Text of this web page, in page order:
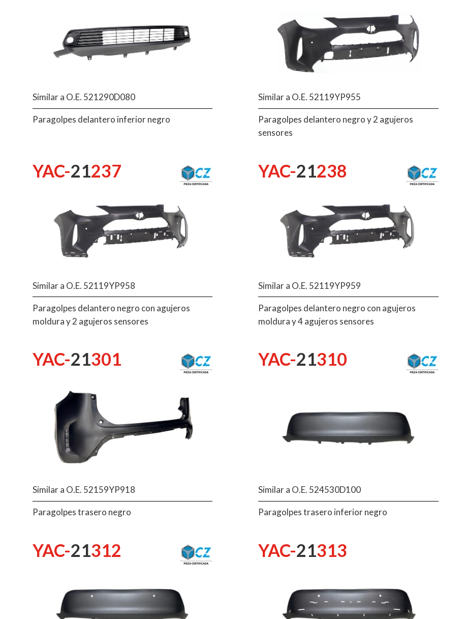
Similar a O.E. 521290D080
Paragolpes delantero inferior negro
Similar a O.E. 52119YP955
Paragolpes delantero negro y 2 agujeros
sensores
YAC-21237
Similar a O.E. 52119YP958
Paragolpes delantero negro con agujeros
moldura y 2 agujeros sensores
YAC-21238
Similar a O.E. 52119YP959
Paragolpes delantero negro con agujeros
moldura y 4 agujeros sensores
YAC-21301
Similar a O.E. 52159YP918
Paragolpes trasero negro
YAC-21310
Similar a O.E. 524530D100
Paragolpes trasero inferior negro
YAC-21312 YAC-21313